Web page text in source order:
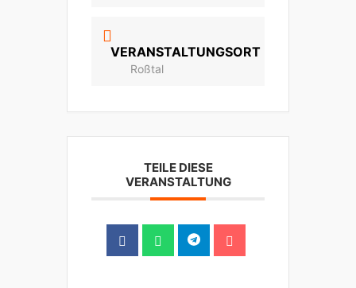
VERANSTALTUNGSORT
Roßtal
TEILE DIESE
VERANSTALTUNG